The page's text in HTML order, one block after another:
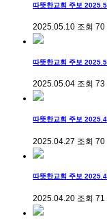
따뜻한교회 주보
2025.05.10 조회 70
따뜻한교회 주보
2025.05.04 조회 73
따뜻한교회 주보
2025.04.27 조회 70
따뜻한교회 주보
2025.04.20 조회 71